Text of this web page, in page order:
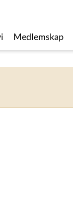
Medlemskap